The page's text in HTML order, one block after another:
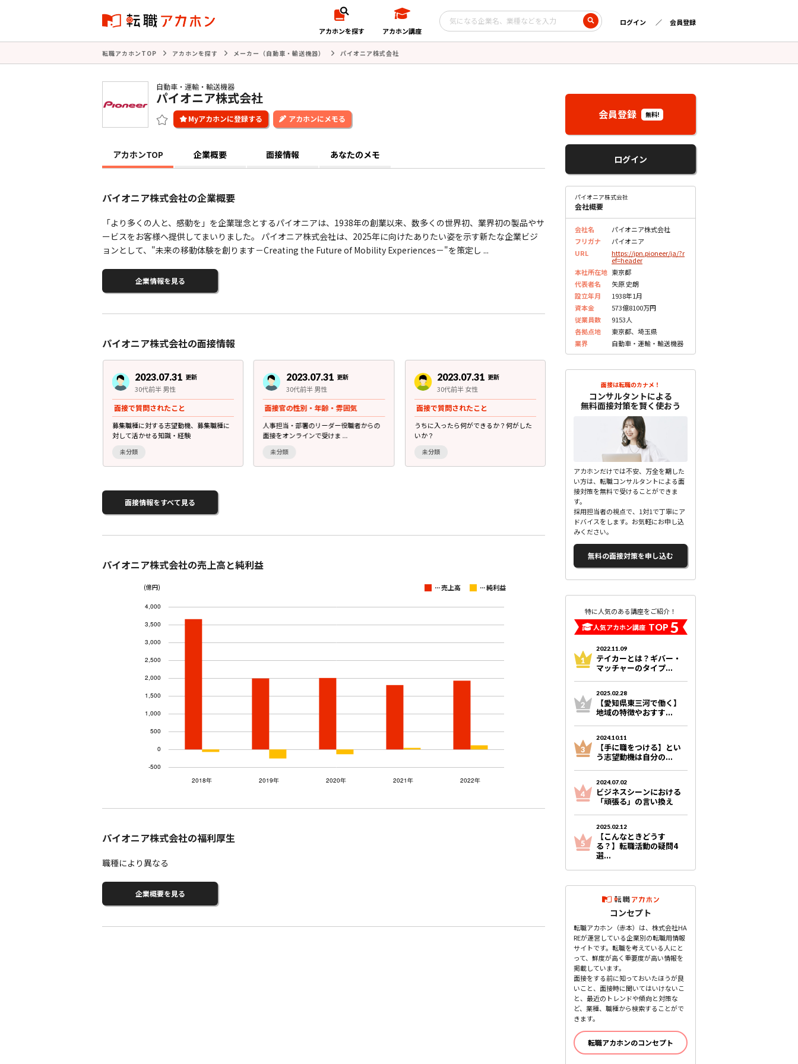
アカホンを探す アカホン講座
ログイン 会員登録
転職アカホンTOP アカホンを探す メーカー（自動車・輸送機器） パイオニア株式会社
自動車・運輸・輸送機器
パイオニア株式会社
アカホンにメモる
アカホンTOP 企業概要 面接情報 あなたのメモ
パイオニア株式会社の企業概要
「より多くの人と、感動を」を企業理念とするパイオニアは、1938年の創業以来、数多くの世界初、業界初の製品やサ
ービスをお客様へ提供してまいりました。 パイオニア株式会社は、2025年に向けたありたい姿を示す新たな企業ビジ
ョンとして、"未来の移動体験を創ります－Creating the Future of Mobility Experiences－"を策定し ...
企業情報を見る
パイオニア株式会社の面接情報
2023.07.31 更新
30代前半 男性
面接で質問されたこと
募集職種に対する志望動機、募集職種に
対して活かせる知識・経験
未分類
2023.07.31 更新
30代前半 男性
面接官の性別・年齢・雰囲気
人事担当・部署のリーダー役職者からの
面接をオンラインで受けま ...
未分類
2023.07.31 更新
30代前半 女性
面接で質問されたこと
うちに入ったら何ができるか？何がした
いか？
未分類
30代前半 女性
面接官の性別・年齢・雰囲気
勉強をしてきたかというより学歴を重視
される雰囲気があった。低 ...
面接情報をすべて見る
パイオニア株式会社の売上高と純利益
(億円) ...売上高 ...純利益
パイオニア株式会社の福利厚生
職種により異なる
企業概要を見る
会員登録 無料!
ログイン
パイオニア株式会社
会社概要
会社名
パイオニア株式会社
フリガナ
パイオニア
URL
https://jpn.pioneer/ja/?r
ef=header
本社所在地 東京都
代表者名
矢原 史朗
設立年月
1938年1月
資本金
573億8100万円
従業員数
9153人
各拠点地
東京都、埼玉県
業界
自動車・運輸・輸送機器
面接は転職のカナメ！
コンサルタントによる
無料面接対策を賢く使おう
アカホンだけでは不安、万全を期した
い方は、転職コンサルタントによる面
接対策を無料で受けることができま
す。
採用担当者の視点で、1対1で丁寧にア
ドバイスをします。お気軽にお申し込
みください。
無料の面接対策を申し込む
特に人気のある講座をご紹介！
人気アカホン講座 TOP 5
2022.11.09
テイカーとは？ギバー・
マッチャーのタイプ...
2025.02.28
【愛知県東三河で働く】
地域の特徴やおすす...
2024.10.11
【手に職をつける】とい
う志望動機は自分の...
2024.07.02
ビジネスシーンにおける
「頑張る」の言い換え
2025.02.12
【こんなときどうす
る？】転職活動の疑問4
選...
コンセプト
転職アカホン（赤本）は、株式会社HA
REが運営している企業別の転職用情報
サイトです。転職を考えている人にと
って、鮮度が高く重要度が高い情報を
掲載しています。
面接をする前に知っておいたほうが良
いこと、面接時に聞いてはいけないこ
と、最近のトレンドや傾向と対策な
ど、業種、職種から検索することがで
きます。
転職アカホンのコンセプト